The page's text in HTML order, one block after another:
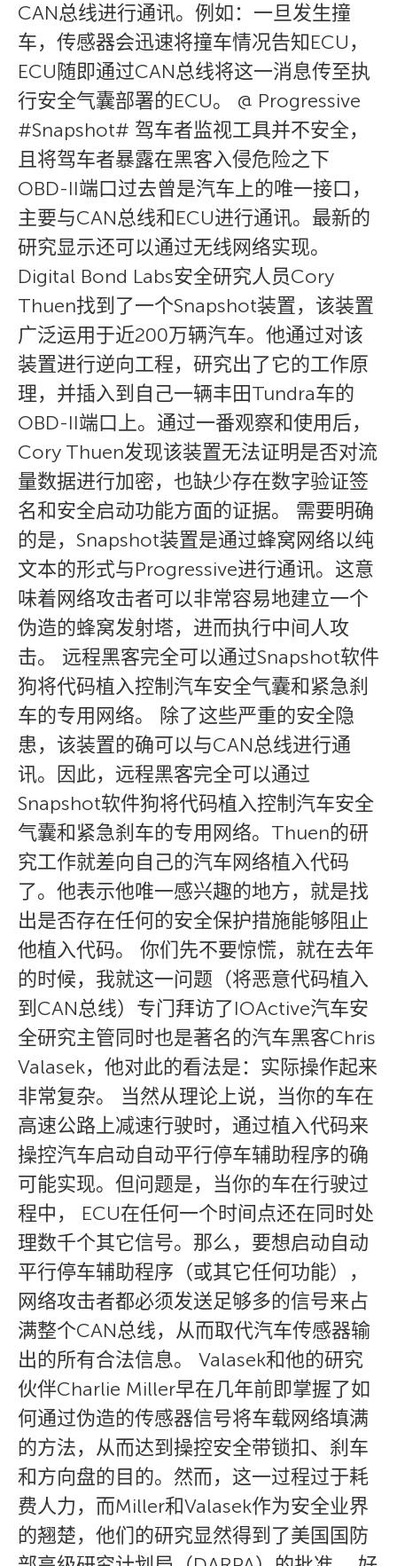
CAN总线进行通讯。例如：一旦发生撞
车，传感器会迅速将撞车情况告知ECU，
ECU随即通过CAN总线将这一消息传至执
行安全气囊部署的ECU。 @ Progressive
#Snapshot# 驾车者监视工具并不安全，
且将驾车者暴露在黑客入侵危险之下
OBD-II端口过去曾是汽车上的唯一接口，
主要与CAN总线和ECU进行通讯。最新的
研究显示还可以通过无线网络实现。
Digital Bond Labs安全研究人员Cory
Thuen找到了一个Snapshot装置，该装置
广泛运用于近200万辆汽车。他通过对该
装置进行逆向工程，研究出了它的工作原
理，并插入到自己一辆丰田Tundra车的
OBD-II端口上。通过一番观察和使用后，
Cory Thuen发现该装置无法证明是否对流
量数据进行加密，也缺少存在数字验证签
名和安全启动功能方面的证据。 需要明确
的是，Snapshot装置是通过蜂窝网络以纯
文本的形式与Progressive进行通讯。这意
味着网络攻击者可以非常容易地建立一个
伪造的蜂窝发射塔，进而执行中间人攻
击。 远程黑客完全可以通过Snapshot软件
狗将代码植入控制汽车安全气囊和紧急刹
车的专用网络。 除了这些严重的安全隐
患，该装置的确可以与CAN总线进行通
讯。因此，远程黑客完全可以通过
Snapshot软件狗将代码植入控制汽车安全
气囊和紧急刹车的专用网络。Thuen的研
究工作就差向自己的汽车网络植入代码
了。他表示他唯一感兴趣的地方，就是找
出是否存在任何的安全保护措施能够阻止
他植入代码。 你们先不要惊慌，就在去年
的时候，我就这一问题（将恶意代码植入
到CAN总线）专门拜访了IOActive汽车安
全研究主管同时也是著名的汽车黑客Chris
Valasek，他对此的看法是：实际操作起来
非常复杂。 当然从理论上说，当你的车在
高速公路上减速行驶时，通过植入代码来
操控汽车启动自动平行停车辅助程序的确
可能实现。但问题是，当你的车在行驶过
程中， ECU在任何一个时间点还在同时处
理数千个其它信号。那么，要想启动自动
平行停车辅助程序（或其它任何功能），
网络攻击者都必须发送足够多的信号来占
满整个CAN总线，从而取代汽车传感器输
出的所有合法信息。 Valasek和他的研究
伙伴Charlie Miller早在几年前即掌握了如
何通过伪造的传感器信号将车载网络填满
的方法，从而达到操控安全带锁扣、刹车
和方向盘的目的。然而，这一过程过于耗
费人力，而Miller和Valasek作为安全业界
的翘楚，他们的研究显然得到了美国国防